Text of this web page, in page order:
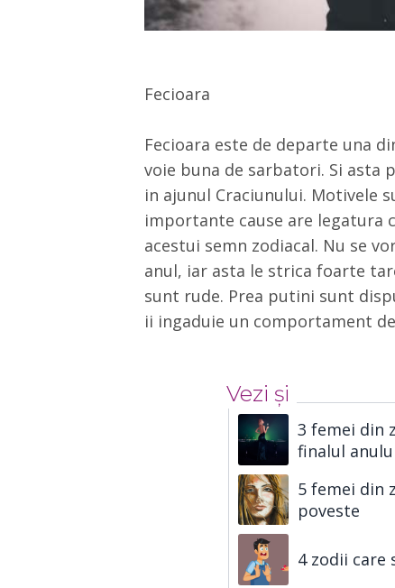
Fecioara
Fecioara este de departe una
voie buna de sarbatori. Si asta
in ajunul Craciunului. Motivele
importante cause are
acestui semn zodiacal. Nu se
anul, iar asta le strica foarte
sunt rude. Prea putini sunt
ii ingaduie un comportament
Vezi și
3 femei din
finalul
5 femei din
poveste
4 zodii care